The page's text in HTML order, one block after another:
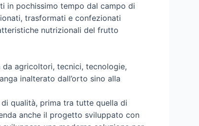
in pochissimo tempo dal campo di
trasformati e confezionati
nutrizionali del frutto
agricoltori, tecnici, tecnologie,
inalterato dall’orto sino alla
qualità, prima tra tutte quella di
anche il progetto sviluppato con